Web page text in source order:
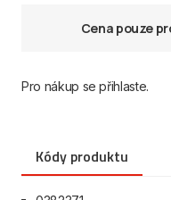
Cena pouze
Pro nákup se přihlaste.
Kódy produktu